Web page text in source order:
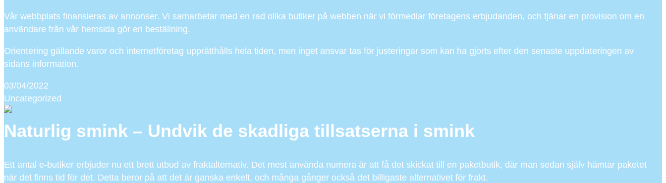
Vår webbplats finansieras av annonser. Vi samarbetar med en rad olika butiker på webben när vi förmedlar företagens erbjudanden, och tjänar en provision om en
användare från vår hemsida gör en beställning.
Orientering gällande varor och internetföretag upprätthålls hela tiden, men inget ansvar tas för justeringar som kan ha gjorts efter den senaste uppdateringen av
sidans information.
03/04/2022
Uncategorized
Naturlig smink – Undvik de skadliga tillsatserna i smink
Ett antal e-butiker erbjuder nu ett brett utbud av fraktalternativ. Det mest använda numera är att få det skickat till en paketbutik, där man sedan själv hämtar paketet
när det finns tid för det. Detta beror på att det är ganska enkelt, och många gånger också det billigaste alternativet för frakt.